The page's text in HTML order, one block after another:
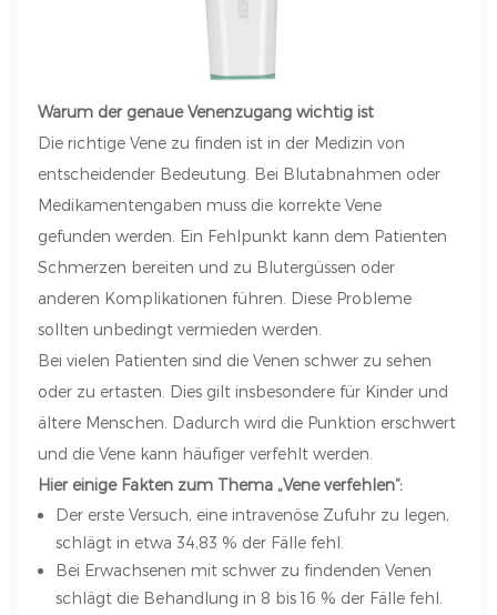
Warum der genaue Venenzugang wichtig ist
Die richtige Vene zu finden ist in der Medizin von
entscheidender Bedeutung. Bei Blutabnahmen oder
Medikamentengaben muss die korrekte Vene
gefunden werden. Ein Fehlpunkt kann dem Patienten
Schmerzen bereiten und zu Blutergüssen oder
anderen Komplikationen führen. Diese Probleme
sollten unbedingt vermieden werden.
Bei vielen Patienten sind die Venen schwer zu sehen
oder zu ertasten. Dies gilt insbesondere für Kinder und
ältere Menschen. Dadurch wird die Punktion erschwert
und die Vene kann häufiger verfehlt werden.
Hier einige Fakten zum Thema „Vene verfehlen“:
Der erste Versuch, eine intravenöse Zufuhr zu legen,
schlägt in etwa 34,83 ​​% der Fälle fehl.
Bei Erwachsenen mit schwer zu findenden Venen
schlägt die Behandlung in 8 bis 16 % der Fälle fehl.